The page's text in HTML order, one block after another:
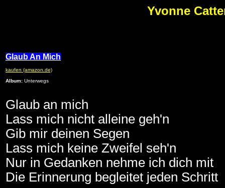
Yvonne
Glaub An Mich
kaufen (amazon.de)
Album: Unterwegs
Glaub an mich
Lass mich nicht alleine geh'n
Gib mir deinen Segen
Lass mich keine Zweifel seh'n
Nur in Gedanken nehme ich dich mit
Die Erinnerung begleitet jeden Schritt